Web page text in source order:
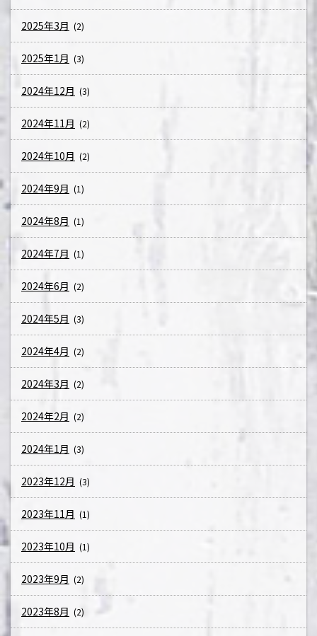
2025年3月 (2)
2025年1月 (3)
2024年12月 (3)
2024年11月 (2)
2024年10月 (2)
2024年9月 (1)
2024年8月 (1)
2024年7月 (1)
2024年6月 (2)
2024年5月 (3)
2024年4月 (2)
2024年3月 (2)
2024年2月 (2)
2024年1月 (3)
2023年12月 (3)
2023年11月 (1)
2023年10月 (1)
2023年9月 (2)
2023年8月 (2)